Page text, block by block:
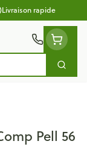
Livraison rapide
Pell 56